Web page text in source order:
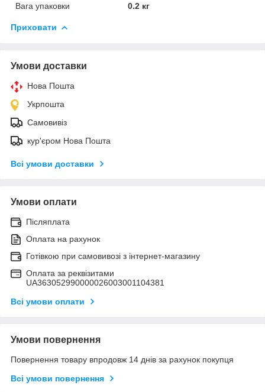
Вага упаковки 0.2 кг
Приховати
Умови доставки
Нова Пошта
Укрпошта
Самовивіз
кур'єром Нова Пошта
Всі умови доставки
Умови оплати
Післяплата
Оплата на рахунок
Готівкою при самовивозі з інтернет-магазину
Оплата за реквізитами
UA363052990000026003001104381
Всі умови оплати
Умови повернення
Повернення товару впродовж 14 днів за рахунок покупця
Всі умови повернення